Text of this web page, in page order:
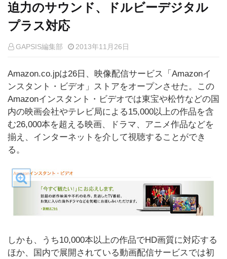
迫力のサウンド、ドルビーデジタル
プラス対応
GAPSIS編集部 2013年11月26日
Amazon.co.jpは26日、映像配信サービス「Amazonイ
ンスタント・ビデオ」ストアをオープンさせた。この
Amazonインスタント・ビデオでは東宝や松竹などの国
内の映画会社やテレビ局による15,000以上の作品を含
む26,000本を超える映画、ドラマ、アニメ作品などを
揃え、インターネットを介して視聴することができ
る。
しかも、うち10,000本以上の作品でHD画質に対応する
ほか、国内で展開されている動画配信サービスでは初